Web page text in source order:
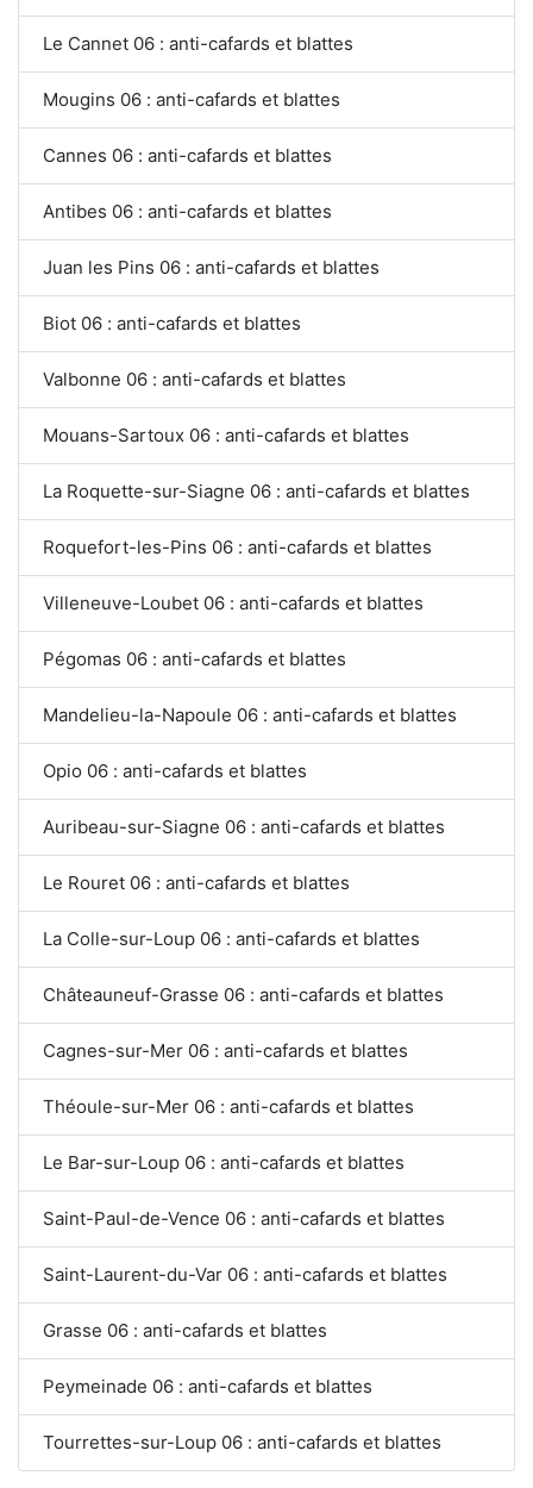
Le Cannet 06 : anti-cafards et blattes
Mougins 06 : anti-cafards et blattes
Cannes 06 : anti-cafards et blattes
Antibes 06 : anti-cafards et blattes
Juan les Pins 06 : anti-cafards et blattes
Biot 06 : anti-cafards et blattes
Valbonne 06 : anti-cafards et blattes
Mouans-Sartoux 06 : anti-cafards et blattes
La Roquette-sur-Siagne 06 : anti-cafards et blattes
Roquefort-les-Pins 06 : anti-cafards et blattes
Villeneuve-Loubet 06 : anti-cafards et blattes
Pégomas 06 : anti-cafards et blattes
Mandelieu-la-Napoule 06 : anti-cafards et blattes
Opio 06 : anti-cafards et blattes
Auribeau-sur-Siagne 06 : anti-cafards et blattes
Le Rouret 06 : anti-cafards et blattes
La Colle-sur-Loup 06 : anti-cafards et blattes
Châteauneuf-Grasse 06 : anti-cafards et blattes
Cagnes-sur-Mer 06 : anti-cafards et blattes
Théoule-sur-Mer 06 : anti-cafards et blattes
Le Bar-sur-Loup 06 : anti-cafards et blattes
Saint-Paul-de-Vence 06 : anti-cafards et blattes
Saint-Laurent-du-Var 06 : anti-cafards et blattes
Grasse 06 : anti-cafards et blattes
Peymeinade 06 : anti-cafards et blattes
Tourrettes-sur-Loup 06 : anti-cafards et blattes